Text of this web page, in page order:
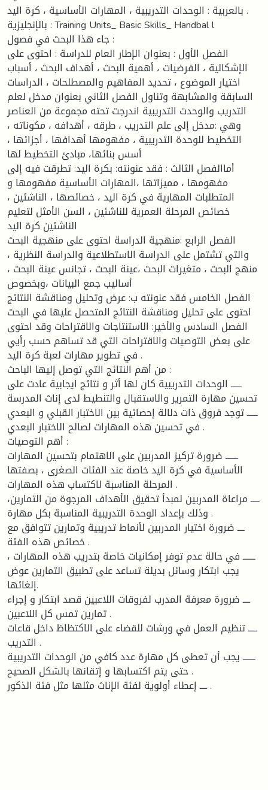
بالعربية : الوحدات التدريبية ، المهارات الأساسية ، كرة اليد .
بالإنجليزية : Training Units_ Basic Skills_ Handbal l
جاء هذا البحث في فصول :
الفصل الأول : بعنوان الإطار العام للدراسة : احتوى على
الإشكالية ، الفرضيات ، أهمية البحث ، أهداف البحث ، أسباب
اختيار الموضوع ، تحديد المفاهيم والمصطلحات ، الدراسات
السابقة والمشابهة وتناول الفصل الثاني بعنوان مدخل لعلم
التدريب والوحدت التدريبية اندرجت تحته مجموعة من العناصر
وهي :مدخل إلى علم التدريب ، طرقه ، أهدافه ، مكوناته ،
التخطيط للوحدة التدريبية ، مفهومها أهدافها ، أجزائها ،
أسس بنائها، مبادئ التخطيط لها
أماالفصل الثالث : فقد عنونته: بكرة اليد: تطرقت فيه إلى
مفهومها ، مميزاتها ،المهارات الأساسية مفهومها و
المتطلبات المهارية في كرة اليد ، خصائصها ، الناشئين ،
خصائص المرحلة العمرية للناشئين ، السن الأمثل لتعليم
الناشئين كرة اليد
الفصل الرابع :منهجية الدراسة احتوى على منهجية البحث
والتي تشتمل على الدراسة الاستطلاعية والدراسة النظرية ،
منهج البحث ، متغيرات البحث ،عينة البحث ، تجانس عينة البحث ،
أساليب جمع البيانات ،وبخصوص
الفصل الخامس فقد عنونته ب: عرض وتحليل ومناقشة النتائج
احتوى على تحليل ومناقشة النتائج المتحصل عليها في البحث
الفصل السادس والأخير: الاستنتاجات والاقتراحات وقد احتوى
على بعض التوصيات والاقتراحات التي قد تساهم حسب رأيي
في تطوير مهارات لعبة كرة اليد .
من أهم النتائج التي توصل إليها الباحث :
ــــــ الوحدات التدريبية كان لها أثر و نتائج ايجابية عادت على
تحسين مهارة التمرير والاستقبال والتنطيط لدى إناث المدرسة
ــــــ توجد فروق ذات دلالة إحصائية بين الاختبار القبلي و البعدي
في تحسين هذه المهارات لصالح الاختبار البعدي .
أهم التوصيات :
ـــــــ ضرورة تركيز المدربين على الاهتمام بتحسين المهارات
الأساسية في كرة اليد خاصة عند الفئات الصغرى ، بصفتها
المرحلة المناسبة لاكتساب هذه المهارات .
ـــــ مراعاة المدربين لمبدأ تحقيق الأهداف المرجوة من التمارين،
وذلك بإعداد الوحدة التدريبية المناسبة بكل مهارة .
ــــ ضرورة اختيار المدربين لأنماط تدريبية وتمارين تتوافق مع
خصائص هذه الفئة .
ـــــــ في حالة عدم توفر إمكانيات خاصة بتدريب هذه المهارات ،
يجب ابتكار وسائل بديلة تساعد على تطبيق التمارين عوض
إلغائها.
ــــ ضرورة معرفة المدرب لفروقات اللاعبين قصد ابتكار و إجراء
تمارين تمس كل اللاعبين .
ـــــ تنظيم العمل في ورشات للقضاء على الاكتظاظ داخل قاعات
التدريب .
ـــــــ يجب أن تعطى كل مهارة عدد كافي من الوحدات التدريبية
حتى يتم اكتسابها و إتقانها بالشكل الصحيح .
ــــ إعطاء أولوية لفئة الإناث مثلها مثل فئة الذكور .